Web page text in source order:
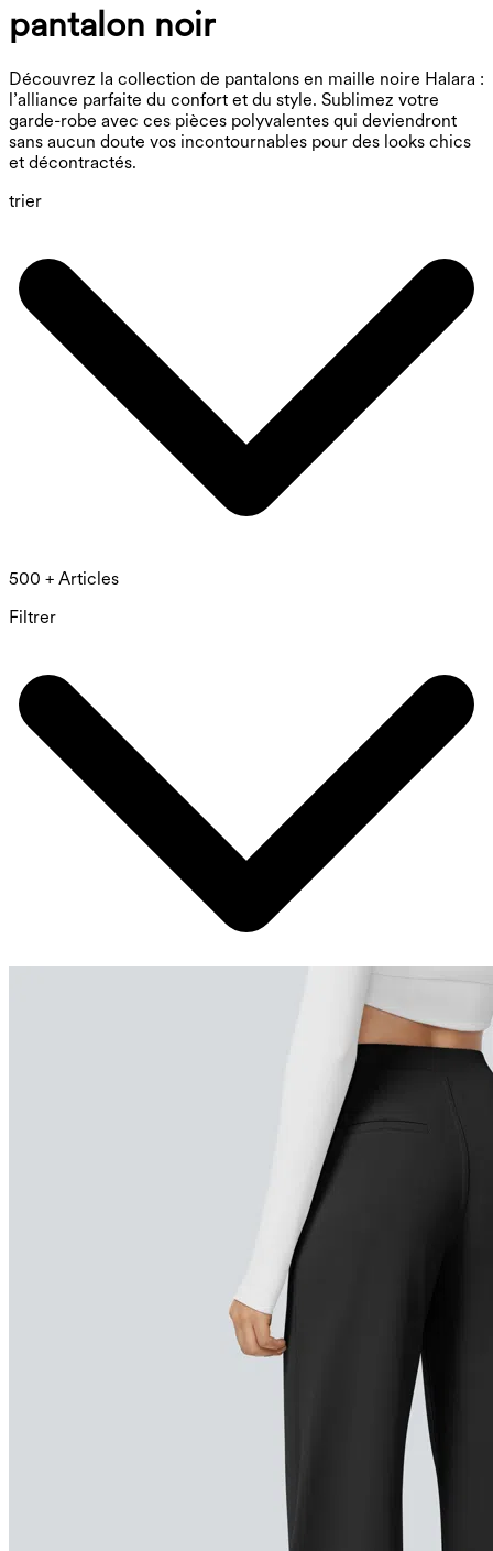
pantalon noir
Découvrez la collection de pantalons en maille noire Halara :
l’alliance parfaite du confort et du style. Sublimez votre
garde-robe avec ces pièces polyvalentes qui deviendront
sans aucun doute vos incontournables pour des looks chics
et décontractés.
trier
500 + Articles
Filtrer